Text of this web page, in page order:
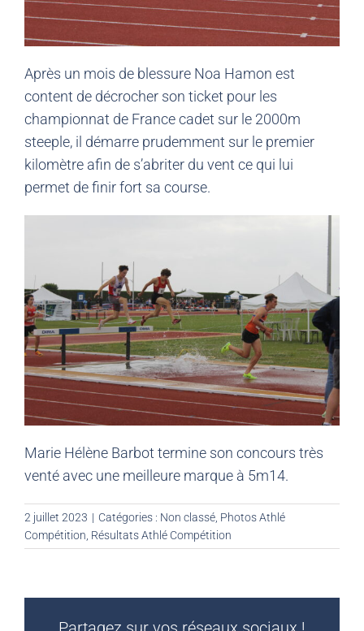
Après un mois de blessure Noa Hamon est
content de décrocher son ticket pour les
championnat de France cadet sur le 2000m
steeple, il démarre prudemment sur le premier
kilomètre afin de s’abriter du vent ce qui lui
permet de finir fort sa course.
Marie Hélène Barbot termine son concours très
venté avec une meilleure marque à 5m14.
2 juillet 2023 | Catégories : Non classé Photos Athlé
Compétition Résultats Athlé Compétition